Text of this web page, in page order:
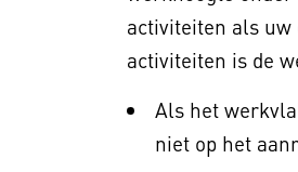
activiteiten als uw
activiteiten is de
Als het
niet op het